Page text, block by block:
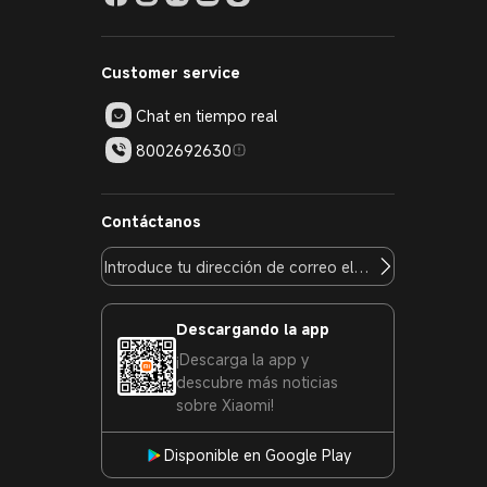
Customer service
Chat en tiempo real
8002692630
Contáctanos
Descargando la app
¡Descarga la app y
descubre más noticias
sobre Xiaomi!
Disponible en Google Play